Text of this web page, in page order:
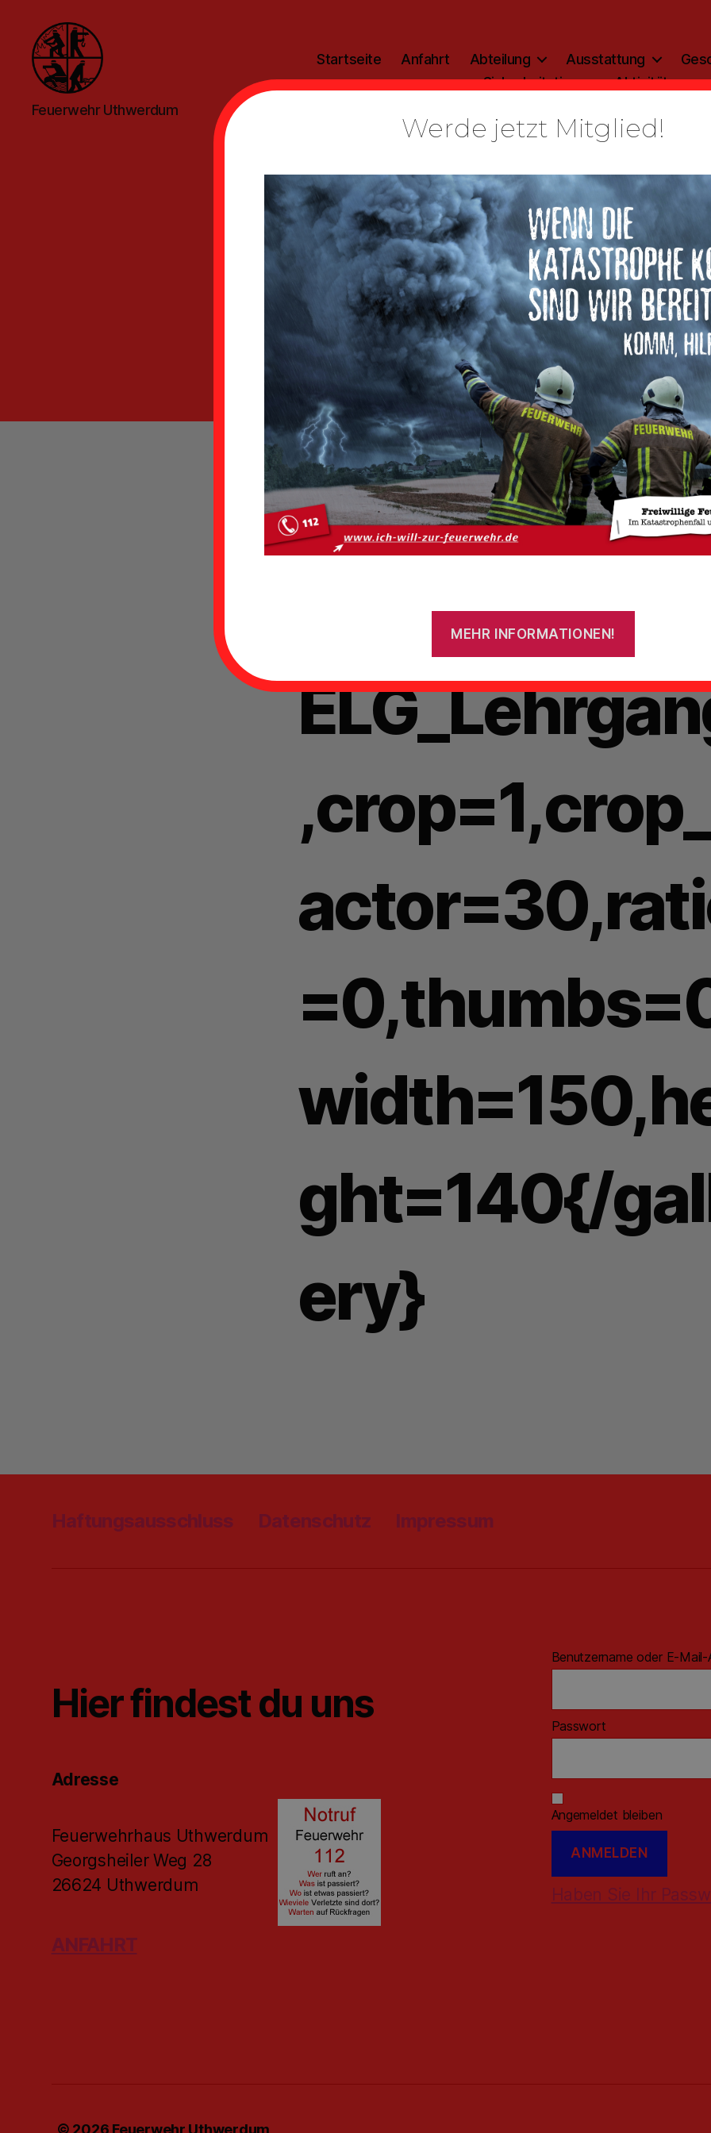
Feuerwehr
Uthwerdum
Feuerwehr Uthwerdum
Startseite Anfahrt Abteilung Ausstattung
Sicherheitstipp
Aktivitäten
ALLGEMEIN
Galerie
Beitragsautor
Vonadmin Veröffentlichungsdatum
10. April 2013
ELG
ght=140{/
ery}
Haftungsausschluss Datenschutz Impressum
Hier findest du uns
Adresse
Feuerwehrhaus Uthwerdum
Georgsheiler Weg 28
26624 Uthwerdum
ANFAHRT
Benutzername oder E-Mail-
Passwort
Angemeldet bleiben
Haben Sie Ihr
© 2026 Feuerwehr Uthwerdum
Werde jetzt Mitglied!
MEHR INFORMATIONEN!